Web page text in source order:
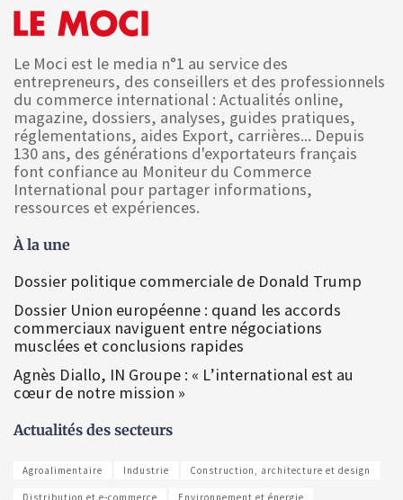
Le Moci est le media n°1 au service des
entrepreneurs, des conseillers et des professionnels
du commerce international : Actualités online,
magazine, dossiers, analyses, guides pratiques,
réglementations, aides Export, carrières... Depuis
130 ans, des générations d'exportateurs français
font confiance au Moniteur du Commerce
International pour partager informations,
ressources et expériences.
À la une
Dossier politique commerciale de Donald Trump
Dossier Union européenne : quand les accords
commerciaux naviguent entre négociations
musclées et conclusions rapides
Agnès Diallo, IN Groupe : « L’international est au
cœur de notre mission »
Actualités des secteurs
Agroalimentaire Industrie Construction, architecture et design
Distribution et e-commerce Environnement et énergie